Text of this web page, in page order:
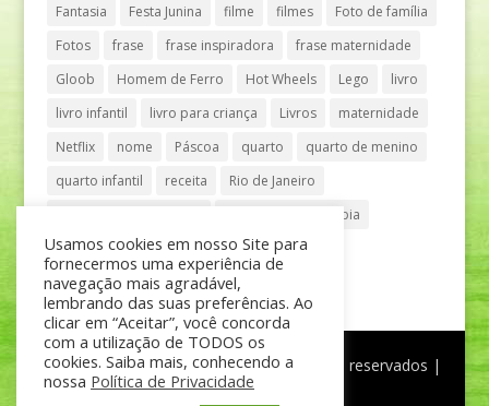
Fantasia
Festa Junina filme filmes
Foto de família
Fotos
frase frase inspiradora
frase maternidade
Gloob
Homem de Ferro Hot Wheels Lego
livro
livro infantil
livro para criança Livros
maternidade
Netflix
nome Páscoa quarto
quarto de menino
quarto infantil
receita
Rio de Janeiro
Shopping Vila Olímpia
São Paulo
teatro tênis
®Mãe de Menino | © Todos os direitos reservados |
Política de Privacidade
Usamos cookies em nosso Site para
fornecermos uma experiência de
navegação mais agradável,
lembrando das suas preferências. Ao
clicar em “Aceitar”, você concorda
com a utilização de TODOS os
cookies. Saiba mais, conhecendo a
nossa Política de Privacidade